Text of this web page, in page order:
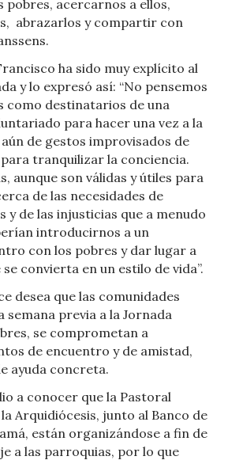
pobres, acercarnos a ellos,
abrazarlos y compartir con
ha sido muy explícito al
y lo expresó así: “No pensemos
como destinatarios de una
para hacer una vez a la
de gestos improvisados de
tranquilizar la conciencia.
aunque son válidas y útiles para
de las necesidades de
y de las injusticias que a menudo
introducirnos a un
con los pobres y dar lugar a
convierta en un estilo de vida”.
desea que las comunidades
semana previa a la Jornada
se comprometan a
de encuentro y de amistad,
ayuda concreta.
a conocer que la Pastoral
Arquidiócesis, junto al Banco de
están organizándose a fin de
a las parroquias, por lo que